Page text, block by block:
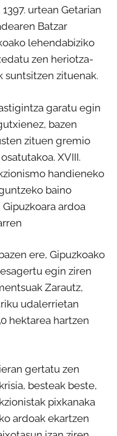
urtean Getarian
Batzar
lehendabiziko
zen heriotza-
suntsitzen zituenak.
garatu egin
bazen
zituen gremio
XVIII.
handieneko
baino
ardoa
ere, Gipuzkoako
egin ziren
Zarautz,
udalerrietan
hektarea hartzen
gertatu zen
besteak beste,
pixkanaka
ardoak ekartzen